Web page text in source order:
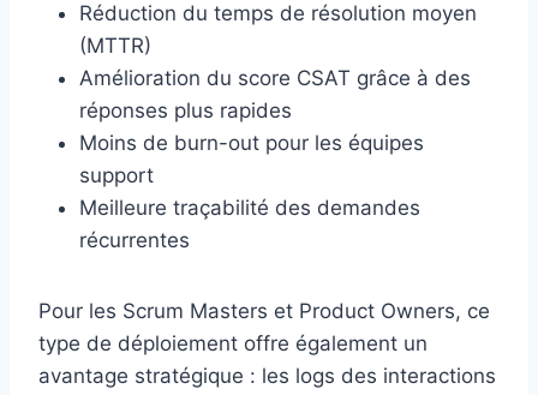
Réduction du temps de résolution moyen
(MTTR)
Amélioration du score CSAT grâce à des
réponses plus rapides
Moins de burn-out pour les équipes
support
Meilleure traçabilité des demandes
récurrentes
Pour les Scrum Masters et Product Owners, ce
type de déploiement offre également un
avantage stratégique : les logs des interactions